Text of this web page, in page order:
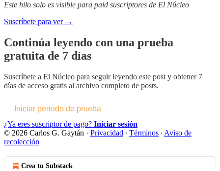
Este hilo solo es visible para paid suscriptores de El Núcleo
Suscríbete para ver →
Continúa leyendo con una prueba
gratuita de 7 días
Suscríbete a El Núcleo para seguir leyendo este post y obtener 7
días de acceso gratis al archivo completo de posts.
Iniciar periodo de prueba
¿Ya eres suscriptor de pago? Iniciar sesión
© 2026 Carlos G. Gaytán · Privacidad ∙ Términos ∙ Aviso de
recolección
Crea tu Substack